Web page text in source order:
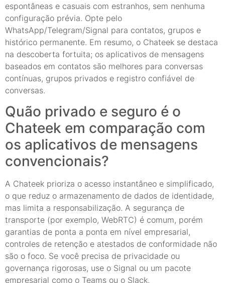
espontâneas e casuais com estranhos, sem nenhuma
configuração prévia. Opte pelo
WhatsApp/Telegram/Signal para contatos, grupos e
histórico permanente. Em resumo, o Chateek se destaca
na descoberta fortuita; os aplicativos de mensagens
baseados em contatos são melhores para conversas
contínuas, grupos privados e registro confiável de
conversas.
Quão privado e seguro é o
Chateek em comparação com
os aplicativos de mensagens
convencionais?
A Chateek prioriza o acesso instantâneo e simplificado,
o que reduz o armazenamento de dados de identidade,
mas limita a responsabilização. A segurança de
transporte (por exemplo, WebRTC) é comum, porém
garantias de ponta a ponta em nível empresarial,
controles de retenção e atestados de conformidade não
são o foco. Se você precisa de privacidade ou
governança rigorosas, use o Signal ou um pacote
empresarial como o Teams ou o Slack.